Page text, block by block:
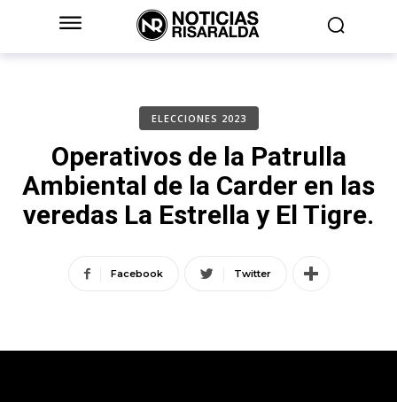
ELECCIONES 2023
Operativos de la Patrulla
Ambiental de la Carder en las
veredas La Estrella y El Tigre.
Facebook Twitter